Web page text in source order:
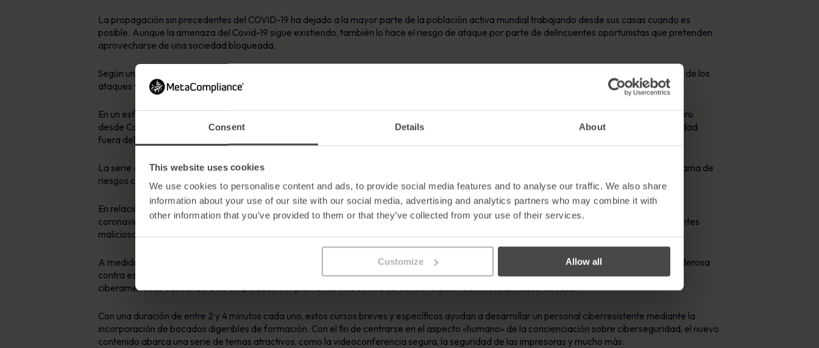
Consent Details About
This website uses cookies
We use cookies to personalise content and ads, to provide social media features and to analyse our traffic. We also share
information about your use of our site with our social media, advertising and analytics partners who may combine it with
other information that you’ve provided to them or that they’ve collected from your use of their services.
Customize Allow all
La propagación sin precedentes del COVID-19 ha dejado a la mayor parte de la población activa mundial trabajando desde sus casas cuando es
posible. Aunque la amenaza del Covid-19 sigue existiendo, también lo hace el riesgo de ataque por parte de delincuentes oportunistas que pretenden
aprovecharse de una sociedad bloqueada.
Según una encuesta reciente,
afirman que se enfrentan a retos adicionales, con el aumento de los
ataques y las nuevas exigencias del trabajo desde casa.
En un esfuerzo por ayudar a las organizaciones a adaptarse al rápido cambio provocado por la pandemia del COVID-19, la «Serie Trabajo Seguro
desde Casa» se centra en cómo los trabajadores remotos pueden protegerse a sí mismos y a su organización de las amenazas de Ciberseguridad
fuera del entorno de la oficina.
La serie «Trabajar desde casa con seguridad» utiliza la microhistoria para educar y capacitar a los empleados para que estén atentos al panorama de
riesgos cuando trabajan a distancia.
En relación con la nueva serie «Trabajo seguro desde casa», Robert O’Brien, director general de MetaCompliance, afirmó «La aparición de los
coronavirus ha supuesto que muchas organizaciones se hayan adaptado al trabajo a distancia casi de la noche a la mañana. Los ciberdelincuentes
maliciosos ajustan continuamente sus tácticas para sacar partido de las nuevas situaciones, y la pandemia del Covid-19 no es una excepción.
A medida que los ciberdelincuentes aumentan sus esfuerzos para explotar a los trabajadores a distancia, la concienciación es el arma más poderosa
contra estas amenazas y técnicas en evolución. Nuestra nueva «Serie sobre el trabajo seguro desde casa» pretende mitigar el riesgo de las
ciberamenazas educando a los empleados e implantando una cultura de concienciación cibernética, incluso en casa.»
Con una duración de entre 2 y 4 minutos cada uno, estos cursos breves y específicos ayudan a desarrollar un personal ciberresistente mediante la
incorporación de bocados digeribles de formación. Con el fin de centrarse en el aspecto «humano» de la concienciación sobre ciberseguridad, el nuevo
contenido abarca una serie de temas atractivos, como la videoconferencia segura, la seguridad de las impresoras y mucho más.